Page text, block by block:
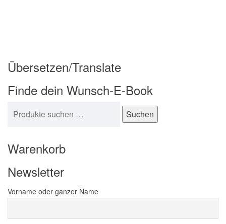
Übersetzen/Translate
Finde dein Wunsch-E-Book
Suchen
Warenkorb
Newsletter
Vorname oder ganzer Name